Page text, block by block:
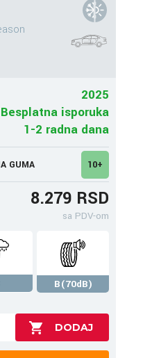
2025
Besplatna isporuka
1-2 radna dana
GUMA 10+
8.279 RSD
sa PDV-om
B(70dB)